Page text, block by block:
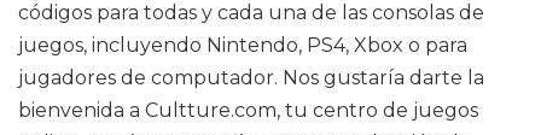
códigos para todas y cada una de las consolas de
juegos, incluyendo Nintendo, PS4, Xbox o para
jugadores de computador. Nos gustaría darte la
bienvenida a Cultture.com, tu centro de juegos